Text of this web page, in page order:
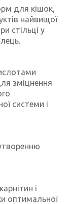
для кішок,
найвищої
стільці у
зміцнення
системи і
і
оптимальної